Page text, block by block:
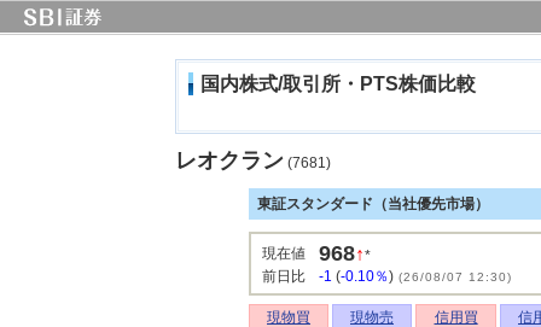
国内株式/取引所・PTS株価比較
レオクラン (7681)
東証スタンダード（当社優先市場）
現在値 968↑*
前日比
-1 (-0.10％) (26/08/07 12:30)
現物買 現物売 信用買 信